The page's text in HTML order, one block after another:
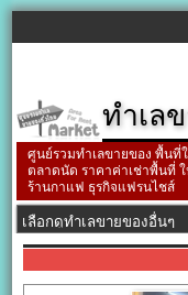
ทำเล
ศูนย์รวมทำเลขายของ พื้นที่
ตลาดนัด ราคาค่าเช่าพื้นที่
ร้านกาแฟ ธุรกิจแฟรนไชส์